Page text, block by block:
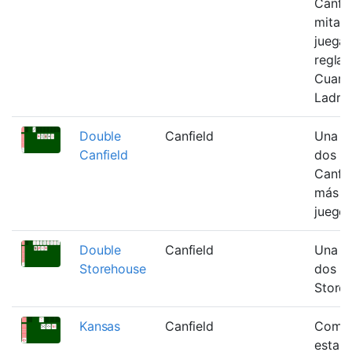
mitad
Double
Canfield
Canfield
Una
dos
más
juego
Double
Storehouse
Canfield
Una
dos
Kansas Canfield
esta